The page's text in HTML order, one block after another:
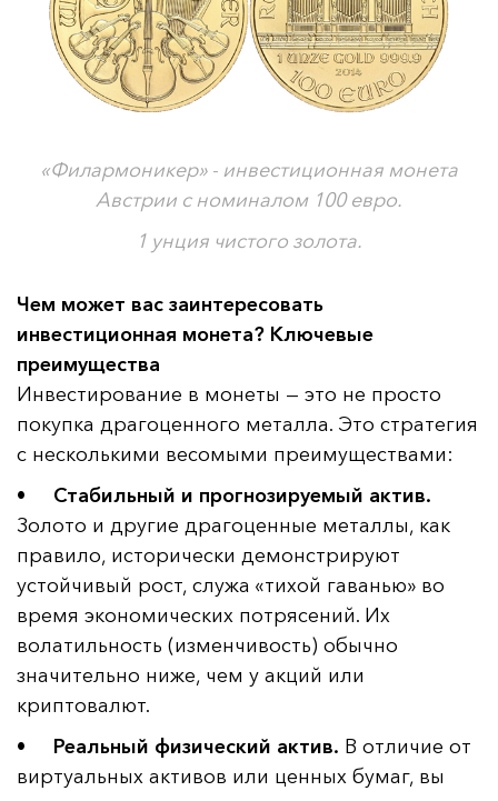
«Филармоникер» - инвестиционная монета
Австрии с номиналом 100 евро.
1 унция чистого золота.
Чем может вас заинтересовать
инвестиционная монета? Ключевые
преимущества
Инвестирование в монеты — это не просто
покупка драгоценного металла. Это стратегия
с несколькими весомыми преимуществами:
• Стабильный и прогнозируемый актив.
Золото и другие драгоценные металлы, как
правило, исторически демонстрируют
устойчивый рост, служа «тихой гаванью» во
время экономических потрясений. Их
волатильность (изменчивость) обычно
значительно ниже, чем у акций или
криптовалют.
• Реальный физический актив. В отличие от
виртуальных активов или ценных бумаг, вы